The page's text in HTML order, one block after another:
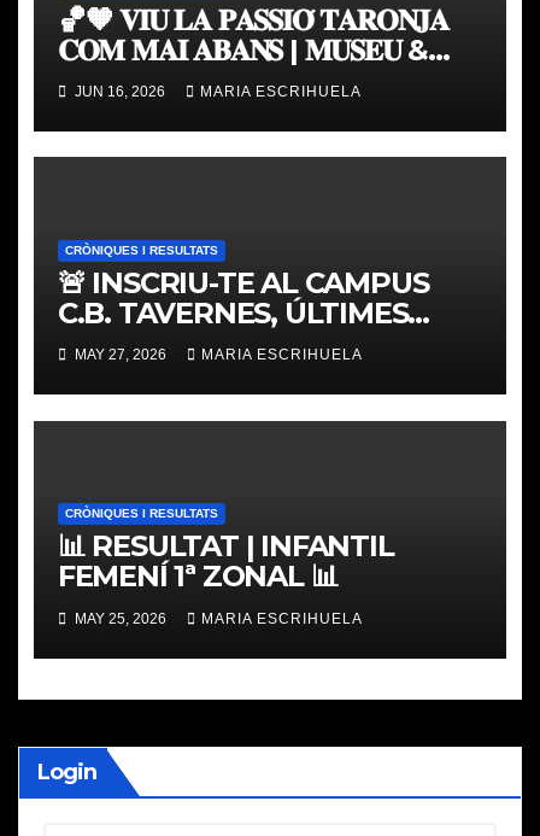
🏀🧡 𝐕𝐈𝐔 𝐋𝐀 𝐏𝐀𝐒𝐒𝐈𝐎́ 𝐓𝐀𝐑𝐎𝐍𝐉𝐀
𝐂𝐎𝐌 𝐌𝐀𝐈 𝐀𝐁𝐀𝐍𝐒 | 𝐌𝐔𝐒𝐄𝐔 &
𝐓𝐎𝐔𝐑 𝐕𝐀𝐋𝐄𝐍𝐂𝐈𝐀 𝐁𝐀𝐒𝐊𝐄𝐓
JUN 16, 2026 MARIA ESCRIHUELA
CRÒNIQUES I RESULTATS
🚨 INSCRIU-TE AL CAMPUS
C.B. TAVERNES, ÚLTIMES
PLACES
MAY 27, 2026 MARIA ESCRIHUELA
CRÒNIQUES I RESULTATS
📊 RESULTAT | INFANTIL
FEMENÍ 1ª ZONAL 📊
MAY 25, 2026 MARIA ESCRIHUELA
Login